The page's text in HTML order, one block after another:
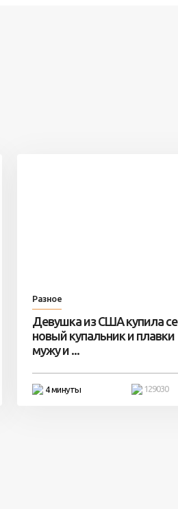
Разное
Девушка из США купила
новый купальник и плавки
мужу и ...
4 минуты 129030